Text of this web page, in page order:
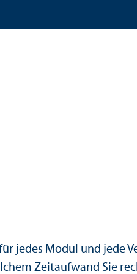
jedes Modul und jede
Zeitaufwand Sie